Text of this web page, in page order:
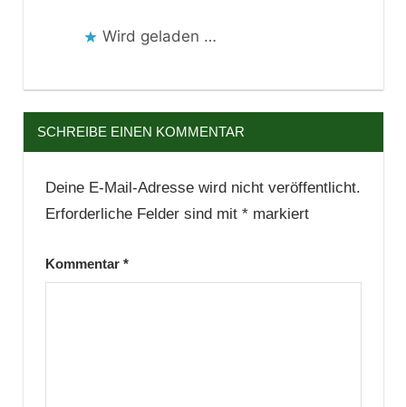
Wird geladen …
SCHREIBE EINEN KOMMENTAR
Deine E-Mail-Adresse wird nicht veröffentlicht.
Erforderliche Felder sind mit *markiert
Kommentar *